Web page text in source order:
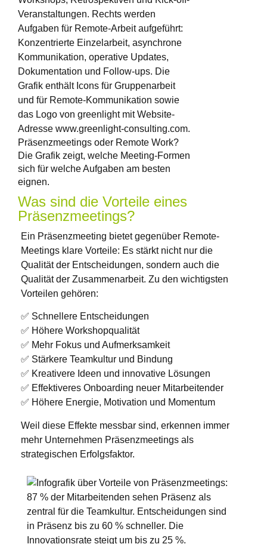
Präsenzmeetings oder Remote Work?
Die Grafik zeigt, welche Meeting-Formen
sich für welche Aufgaben am besten
eignen.
Was sind die Vorteile eines
Präsenzmeetings?
Ein Präsenzmeeting bietet gegenüber Remote-
Meetings klare Vorteile: Es stärkt nicht nur die
Qualität der Entscheidungen, sondern auch die
Qualität der Zusammenarbeit. Zu den wichtigsten
Vorteilen gehören:
✅ Schnellere Entscheidungen
✅ Höhere Workshopqualität
✅ Mehr Fokus und Aufmerksamkeit
✅ Stärkere Teamkultur und Bindung
✅ Kreativere Ideen und innovative Lösungen
✅ Effektiveres Onboarding neuer Mitarbeitender
✅ Höhere Energie, Motivation und Momentum
Weil diese Effekte messbar sind, erkennen immer
mehr Unternehmen Präsenzmeetings als
strategischen Erfolgsfaktor.